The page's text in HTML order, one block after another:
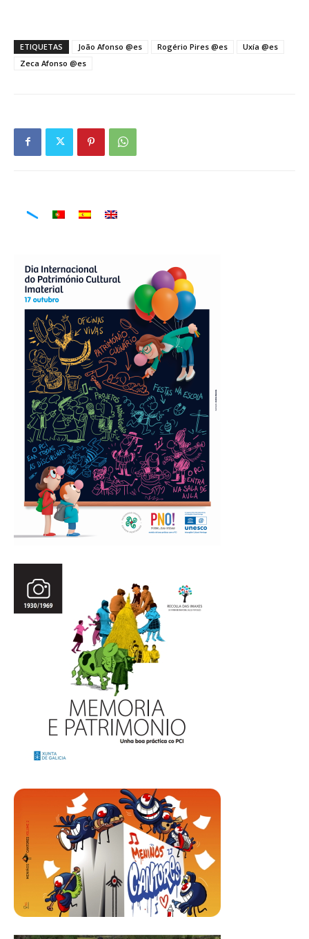
ETIQUETAS João Afonso @es Rogério Pires @es
Uxía @es
Zeca Afonso @es